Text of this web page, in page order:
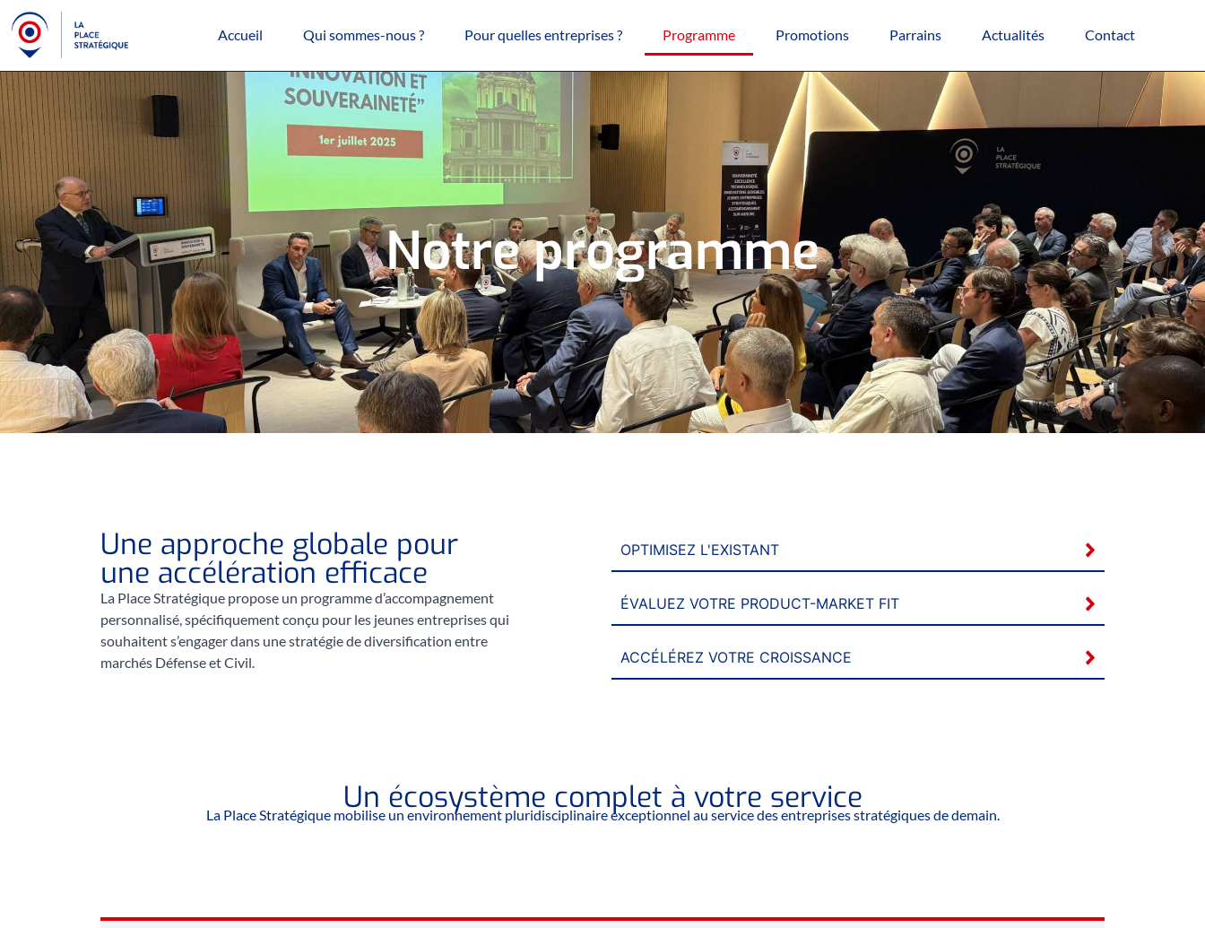
Accueil Qui sommes-nous ? Pour quelles entreprises ? Programme Promotions Parrains Actualités Contact
Notre programme
Une approche globale pour
une accélération efficace
La Place Stratégique propose un programme d’accompagnement
personnalisé, spécifiquement conçu pour les jeunes entreprises qui
souhaitent s’engager dans une stratégie de diversification entre
marchés Défense et Civil.
OPTIMISEZ L'EXISTANT
ÉVALUEZ VOTRE PRODUCT-MARKET FIT
ACCÉLÉREZ VOTRE CROISSANCE
Un écosystème complet à votre service
La Place Stratégique mobilise un environnement pluridisciplinaire exceptionnel au service des entreprises stratégiques de demain.